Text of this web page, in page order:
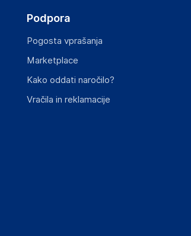
predpisi.
ključne varnostne
Podpora
Pogosta vprašanja
Marketplace
Kako oddati naročilo?
Vračila in reklamacije